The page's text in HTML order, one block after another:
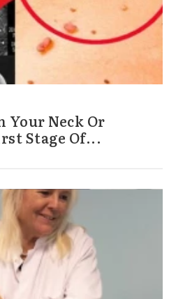
Your Neck Or
Stage Of...